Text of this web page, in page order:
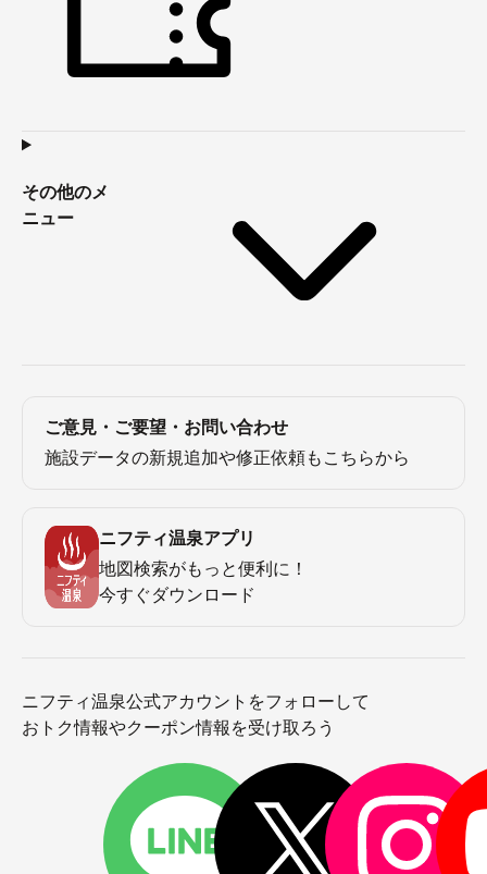
その他のメ
ニュー
ご意見・ご要望・お問い合わせ
施設データの新規追加や修正依頼もこちらから
ニフティ温泉アプリ
地図検索がもっと便利に！
今すぐダウンロード
ニフティ温泉公式アカウントをフォローして
おトク情報やクーポン情報を受け取ろう